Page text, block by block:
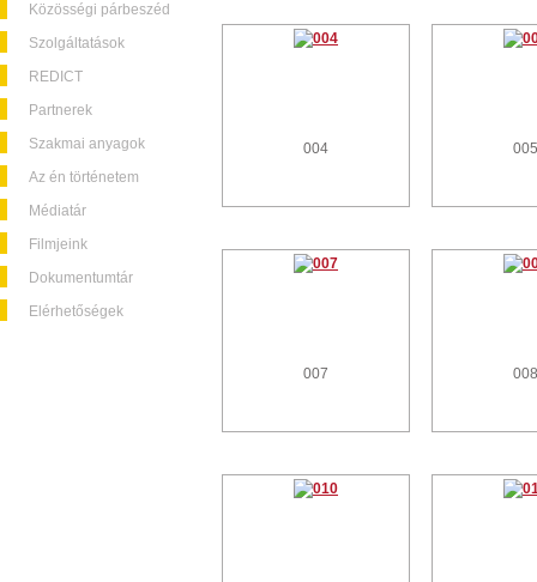
Közösségi párbeszéd
Szolgáltatások
REDICT
Partnerek
Szakmai anyagok
Az én történetem
Médiatár
Filmjeink
Dokumentumtár
Elérhetőségek
004 005
007 008